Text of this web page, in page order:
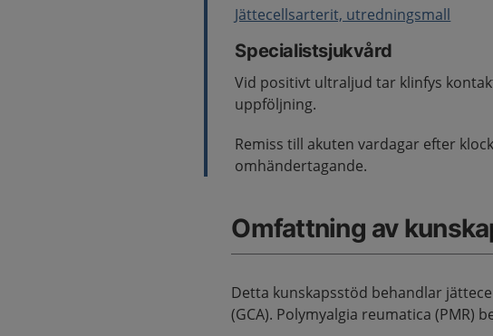
Jättecellsarterit, utredningsmall
Specialistsjukvård
Vid positivt ultraljud tar klinfys
uppföljning.
Remiss till akuten vardagar efter
omhändertagande.
Omfattning av
Detta kunskapsstöd behandlar
(GCA). Polymyalgia reumatica (PMR)